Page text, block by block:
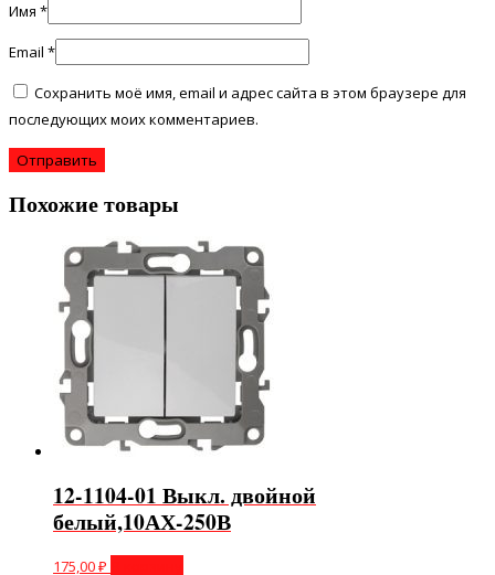
Имя *
Email *
Сохранить моё имя, email и адрес сайта в этом браузере для
последующих моих комментариев.
Похожие товары
12-1104-01 Выкл. двойной
белый,10АХ-250В
175,00₽